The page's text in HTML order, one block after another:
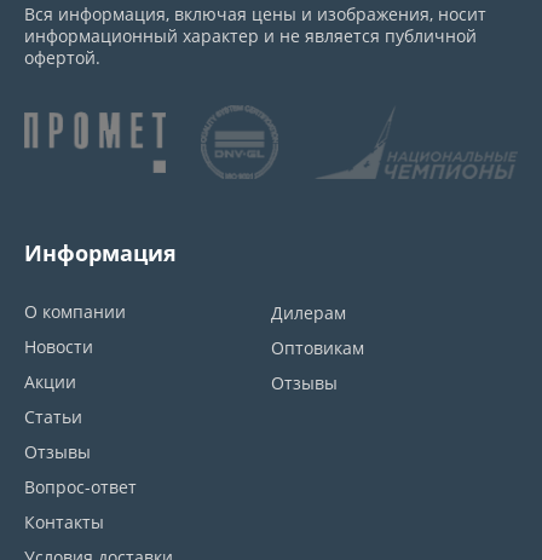
Вся информация, включая цены и изображения, носит
информационный характер и не является публичной
офертой.
Информация
О компании
Новости
Акции
Статьи
Отзывы
Вопрос-ответ
Контакты
Дилерам
Оптовикам
Отзывы